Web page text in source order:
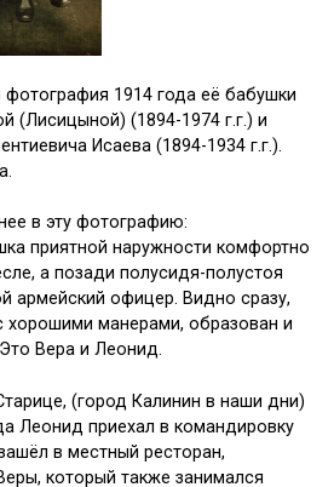
1914 года её бабушки
(Лисицыной) (1894-1974 г.г.) и
Исаева (1894-1934 г.г.).
в эту фотографию:
приятной наружности комфортно
а позади полусидя-полустоя
армейский офицер. Видно сразу,
хорошими манерами, образован и
Вера и Леонид.
(город Калинин в наши дни)
Леонид приехал в командировку
в местный ресторан,
который также занимался